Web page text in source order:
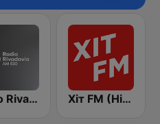
Radio Rivadavia 630 AM Хіт FM (Hit FM) - Top